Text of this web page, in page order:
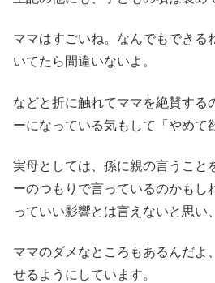
ママはすごいね。なんでもできる
いてたら間違いないよ。
などと折に触れてママを絶賛する
ーになっている気もして「やめて
実母としては、孫に親の言うこと
ーのつもりで言っているのかもし
っていい影響とは言えないと思い
ママのダメなところもあるんだよ
せるようにしています。